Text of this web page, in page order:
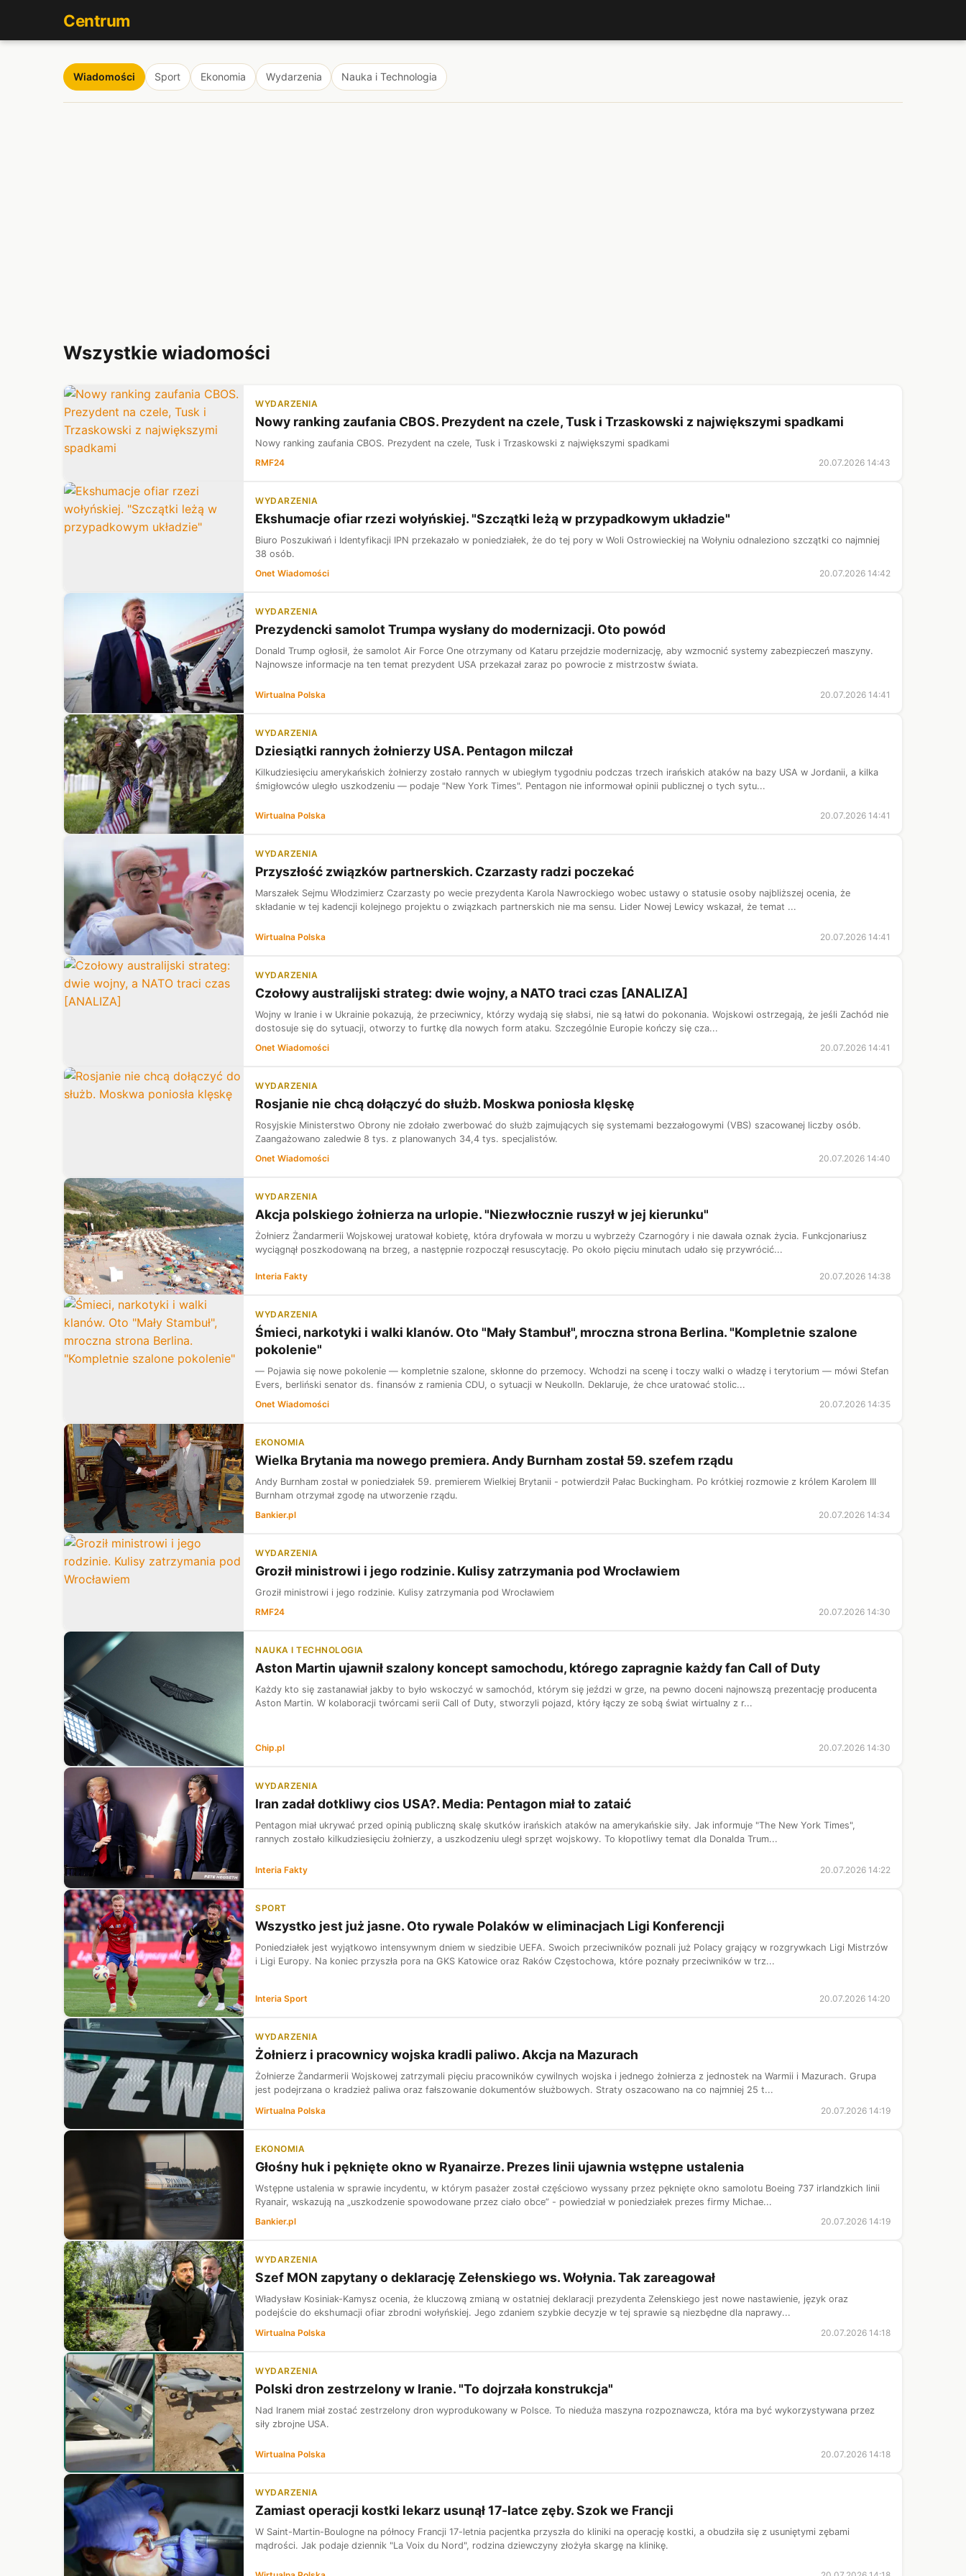
Centrum
Wiadomości Sport Ekonomia Wydarzenia Nauka i Technologia
Wszystkie wiadomości
WYDARZENIA
Nowy ranking zaufania CBOS. Prezydent na czele, Tusk i Trzaskowski z największymi spadkami
Nowy ranking zaufania CBOS. Prezydent na czele, Tusk i Trzaskowski z największymi spadkami
RMF24
20.07.2026 14:43
WYDARZENIA
Ekshumacje ofiar rzezi wołyńskiej. "Szczątki leżą w przypadkowym układzie"
Biuro Poszukiwań i Identyfikacji IPN przekazało w poniedziałek, że do tej pory w Woli Ostrowieckiej na Wołyniu odnaleziono szczątki co najmniej
38 osób.
Onet Wiadomości
20.07.2026 14:42
WYDARZENIA
Prezydencki samolot Trumpa wysłany do modernizacji. Oto powód
Donald Trump ogłosił, że samolot Air Force One otrzymany od Kataru przejdzie modernizację, aby wzmocnić systemy zabezpieczeń maszyny.
Najnowsze informacje na ten temat prezydent USA przekazał zaraz po powrocie z mistrzostw świata.
Wirtualna Polska 20.07.2026 14:41
WYDARZENIA
Dziesiątki rannych żołnierzy USA. Pentagon milczał
Kilkudziesięciu amerykańskich żołnierzy zostało rannych w ubiegłym tygodniu podczas trzech irańskich ataków na bazy USA w Jordanii, a kilka
śmigłowców uległo uszkodzeniu — podaje "New York Times". Pentagon nie informował opinii publicznej o tych sytu...
Wirtualna Polska 20.07.2026 14:41
WYDARZENIA
Przyszłość związków partnerskich. Czarzasty radzi poczekać
Marszałek Sejmu Włodzimierz Czarzasty po wecie prezydenta Karola Nawrockiego wobec ustawy o statusie osoby najbliższej ocenia, że
składanie w tej kadencji kolejnego projektu o związkach partnerskich nie ma sensu. Lider Nowej Lewicy wskazał, że temat ...
Wirtualna Polska 20.07.2026 14:41
WYDARZENIA
Czołowy australijski strateg: dwie wojny, a NATO traci czas [ANALIZA]
Wojny w Iranie i w Ukrainie pokazują, że przeciwnicy, którzy wydają się słabsi, nie są łatwi do pokonania. Wojskowi ostrzegają, że jeśli Zachód nie
dostosuje się do sytuacji, otworzy to furtkę dla nowych form ataku. Szczególnie Europie kończy się cza...
Onet Wiadomości
20.07.2026 14:41
WYDARZENIA
Rosjanie nie chcą dołączyć do służb. Moskwa poniosła klęskę
Rosyjskie Ministerstwo Obrony nie zdołało zwerbować do służb zajmujących się systemami bezzałogowymi (VBS) szacowanej liczby osób.
Zaangażowano zaledwie 8 tys. z planowanych 34,4 tys. specjalistów.
Onet Wiadomości
20.07.2026 14:40
WYDARZENIA
Akcja polskiego żołnierza na urlopie. "Niezwłocznie ruszył w jej kierunku"
Żołnierz Żandarmerii Wojskowej uratował kobietę, która dryfowała w morzu u wybrzeży Czarnogóry i nie dawała oznak życia. Funkcjonariusz
wyciągnął poszkodowaną na brzeg, a następnie rozpoczął resuscytację. Po około pięciu minutach udało się przywrócić...
Interia Fakty 20.07.2026 14:38
WYDARZENIA
Śmieci, narkotyki i walki klanów. Oto "Mały Stambuł", mroczna strona Berlina. "Kompletnie szalone
pokolenie"
— Pojawia się nowe pokolenie — kompletnie szalone, skłonne do przemocy. Wchodzi na scenę i toczy walki o władzę i terytorium — mówi Stefan
Evers, berliński senator ds. finansów z ramienia CDU, o sytuacji w Neukolln. Deklaruje, że chce uratować stolic...
Onet Wiadomości
20.07.2026 14:35
EKONOMIA
Wielka Brytania ma nowego premiera. Andy Burnham został 59. szefem rządu
Andy Burnham został w poniedziałek 59. premierem Wielkiej Brytanii - potwierdził Pałac Buckingham. Po krótkiej rozmowie z królem Karolem III
Burnham otrzymał zgodę na utworzenie rządu.
Bankier.pl
20.07.2026 14:34
WYDARZENIA
Groził ministrowi i jego rodzinie. Kulisy zatrzymania pod Wrocławiem
Groził ministrowi i jego rodzinie. Kulisy zatrzymania pod Wrocławiem
RMF24
20.07.2026 14:30
NAUKA I TECHNOLOGIA
Aston Martin ujawnił szalony koncept samochodu, którego zapragnie każdy fan Call of Duty
Każdy kto się zastanawiał jakby to było wskoczyć w samochód, którym się jeździ w grze, na pewno doceni najnowszą prezentację producenta
Aston Martin. W kolaboracji twórcami serii Call of Duty, stworzyli pojazd, który łączy ze sobą świat wirtualny z r...
Chip.pl 20.07.2026 14:30
WYDARZENIA
Iran zadał dotkliwy cios USA?. Media: Pentagon miał to zataić
Pentagon miał ukrywać przed opinią publiczną skalę skutków irańskich ataków na amerykańskie siły. Jak informuje "The New York Times",
rannych zostało kilkudziesięciu żołnierzy, a uszkodzeniu uległ sprzęt wojskowy. To kłopotliwy temat dla Donalda Trum...
Interia Fakty 20.07.2026 14:22
SPORT
Wszystko jest już jasne. Oto rywale Polaków w eliminacjach Ligi Konferencji
Poniedziałek jest wyjątkowo intensywnym dniem w siedzibie UEFA. Swoich przeciwników poznali już Polacy grający w rozgrywkach Ligi Mistrzów
i Ligi Europy. Na koniec przyszła pora na GKS Katowice oraz Raków Częstochowa, które poznały przeciwników w trz...
Interia Sport 20.07.2026 14:20
WYDARZENIA
Żołnierz i pracownicy wojska kradli paliwo. Akcja na Mazurach
Żołnierze Żandarmerii Wojskowej zatrzymali pięciu pracowników cywilnych wojska i jednego żołnierza z jednostek na Warmii i Mazurach. Grupa
jest podejrzana o kradzież paliwa oraz fałszowanie dokumentów służbowych. Straty oszacowano na co najmniej 25 t...
Wirtualna Polska
20.07.2026 14:19
EKONOMIA
Głośny huk i pęknięte okno w Ryanairze. Prezes linii ujawnia wstępne ustalenia
Wstępne ustalenia w sprawie incydentu, w którym pasażer został częściowo wyssany przez pęknięte okno samolotu Boeing 737 irlandzkich linii
Ryanair, wskazują na „uszkodzenie spowodowane przez ciało obce” - powiedział w poniedziałek prezes firmy Michae...
Bankier.pl
20.07.2026 14:19
WYDARZENIA
Szef MON zapytany o deklarację Zełenskiego ws. Wołynia. Tak zareagował
Władysław Kosiniak-Kamysz ocenia, że kluczową zmianą w ostatniej deklaracji prezydenta Zełenskiego jest nowe nastawienie, język oraz
podejście do ekshumacji ofiar zbrodni wołyńskiej. Jego zdaniem szybkie decyzje w tej sprawie są niezbędne dla naprawy...
Wirtualna Polska
20.07.2026 14:18
WYDARZENIA
Polski dron zestrzelony w Iranie. "To dojrzała konstrukcja"
Nad Iranem miał zostać zestrzelony dron wyprodukowany w Polsce. To nieduża maszyna rozpoznawcza, która ma być wykorzystywana przez
siły zbrojne USA.
Wirtualna Polska 20.07.2026 14:18
WYDARZENIA
Zamiast operacji kostki lekarz usunął 17-latce zęby. Szok we Francji
W Saint-Martin-Boulogne na północy Francji 17-letnia pacjentka przyszła do kliniki na operację kostki, a obudziła się z usuniętymi zębami
mądrości. Jak podaje dziennik "La Voix du Nord", rodzina dziewczyny złożyła skargę na klinikę.